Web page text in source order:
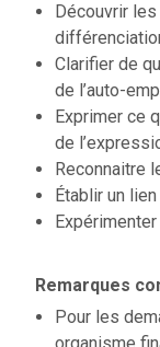
Découvrir
Clarifier de
de l’auto-
Exprimer ce
de
Reconnaitre
Établir un
Remarques
Pour les